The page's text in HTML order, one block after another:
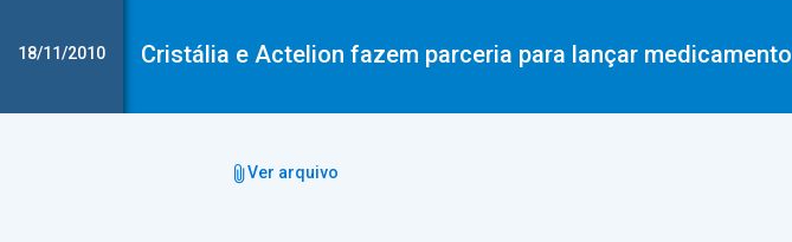
18/11/2010 Cristália e Actelion fazem parceria para lançar medicamento
Ver arquivo